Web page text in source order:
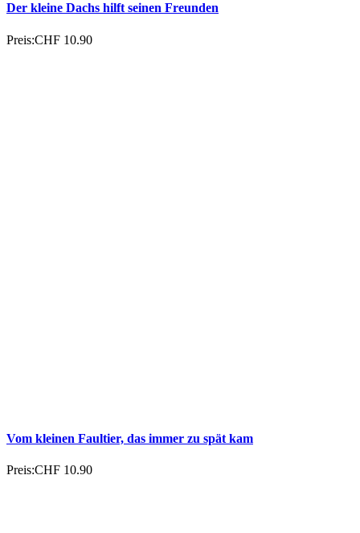
Der kleine Dachs hilft seinen Freunden
Preis:CHF 10.90
Vom kleinen Faultier, das immer zu spät kam
Preis:CHF 10.90